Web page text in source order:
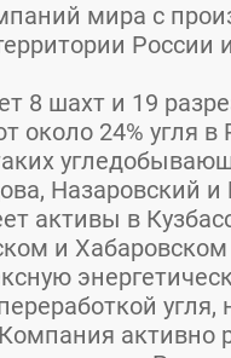
мира с
России
8 шахт и 19
около 24% угля
Назаровский и
активы в
и Хабаровском
активно